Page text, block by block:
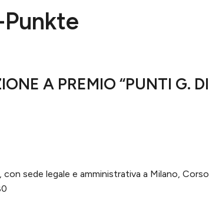
A PREMIO “PUNTI G. DI
sede legale e amministrativa a Milano, Corso